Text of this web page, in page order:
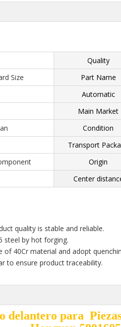
Quality
Size
Part Name
Automatic
Main Market
Condition
Transport
Origin
Center
quality is stable and reliable.
steel by hot forging.
of 40Cr material and adopt
to ensure product traceability.
delantero para